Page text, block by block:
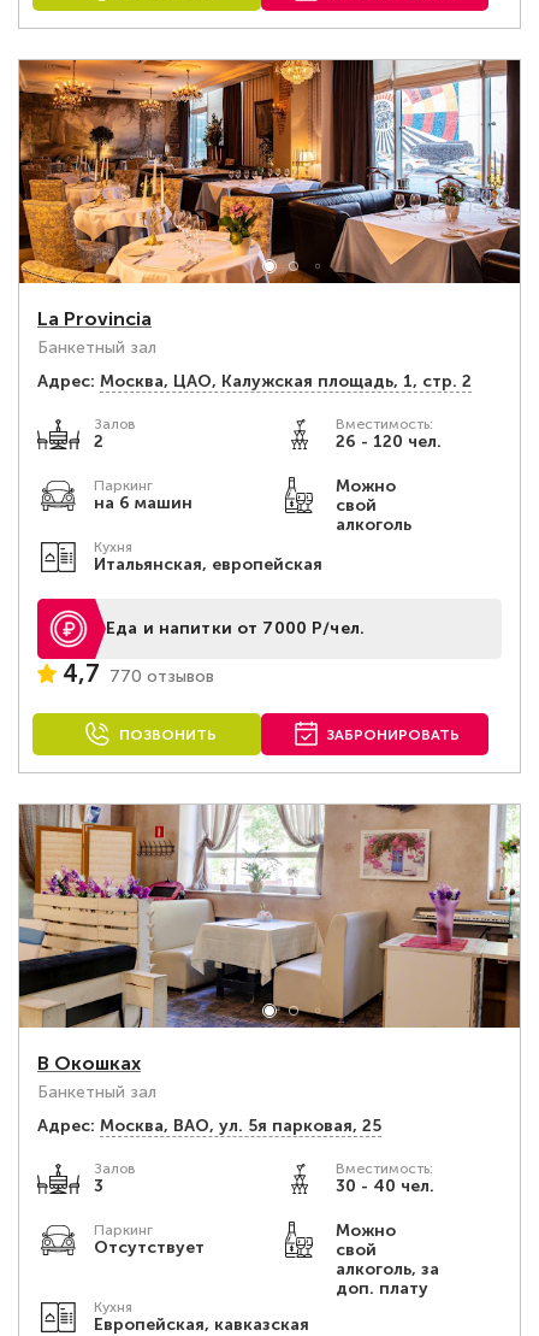
La Provincia
Банкетный зал
Адрес: Москва, ЦАО, Калужская площадь, 1, стр. 2
Залов
2
Вместимость:
26 - 120 чел.
Паркинг
на 6 машин
Можно
свой
алкоголь
Кухня
Итальянская, европейская
Еда и напитки от 7000 Р/чел.
4,7 770 отзывов
ПОЗВОНИТЬ ЗАБРОНИРОВАТЬ
В Окошках
Банкетный зал
Адрес: Москва, ВАО, ул. 5я парковая, 25
Залов
3
Вместимость:
30 - 40 чел.
Паркинг
Отсутствует
Можно
свой
алкоголь, за
доп. плату
Кухня
Европейская, кавказская